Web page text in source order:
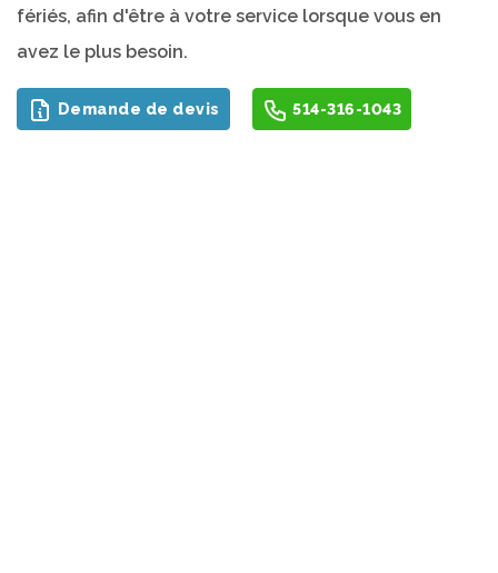
fériés, afin d'être à votre service lorsque vous en
avez le plus besoin.
Demande de devis 514-316-1043